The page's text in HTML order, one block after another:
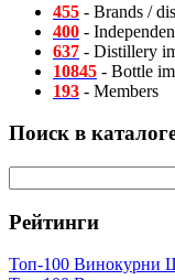
455 - Brands /
400 -
637 - Distillery
10845 - Bottle
193 - Members
Поиск в
Рейтинги
Топ-100 Винокурни